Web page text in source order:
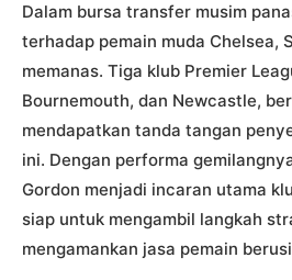
Dalam bursa transfer musim
terhadap pemain muda Chelsea,
memanas. Tiga klub Premier
Bournemouth, dan Newcastle,
mendapatkan tanda tangan
ini. Dengan performa
Gordon menjadi incaran utama
siap untuk mengambil langkah
mengamankan jasa pemain